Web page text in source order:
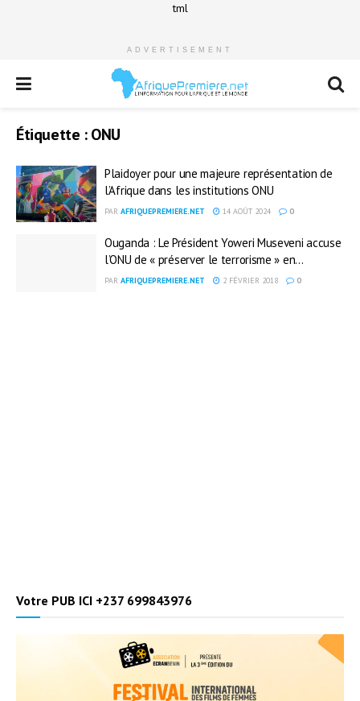
tml
ADVERTISEMENT
Étiquette :ONU
Plaidoyer pour une majeure représentation de
l’Afrique dans les institutions ONU
PAR AFRIQUEPREMIERE.NET 14 AOÛT 2024 0
Ouganda : Le Président Yoweri Museveni accuse
l’ONU de « préserver le terrorisme » en...
PAR AFRIQUEPREMIERE.NET 2 FÉVRIER 2018 0
Votre PUB ICI +237 699843976